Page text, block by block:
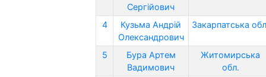
Сергійович
4
Кузьма Андрій
Олександрович
Закарпатська
5
Бура Артем
Вадимович
Житомирська
обл.